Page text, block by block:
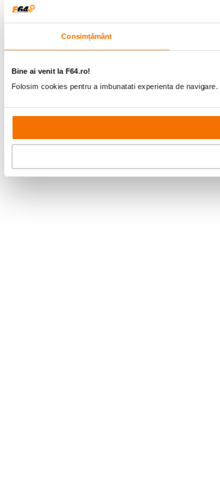
Consimțământ
Bine ai venit la F64.ro!
Folosim cookies pentru a imbunatati experienta de